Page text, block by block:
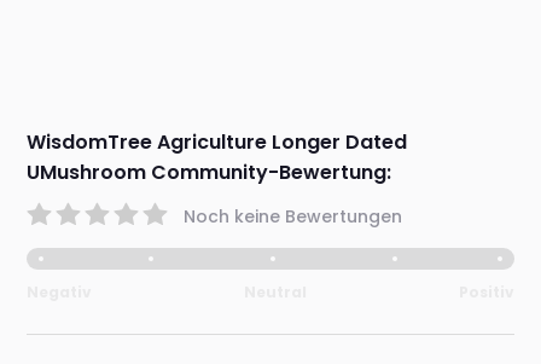
WisdomTree Agriculture Longer Dated
UMushroom Community-Bewertung:
Noch keine Bewertungen